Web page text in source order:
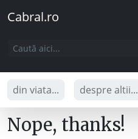
Cabral.ro
din viata... despre altii...
Nope, thanks!